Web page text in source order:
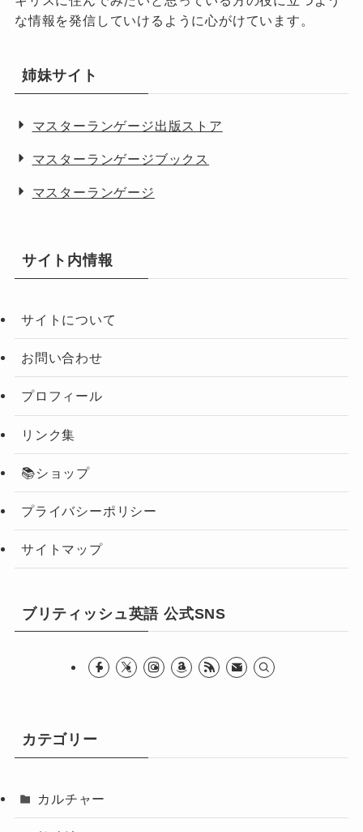
な情報を発信していけるように心がけています。
姉妹サイト
マスターランゲージ出版ストア
マスターランゲージブックス
マスターランゲージ
サイト内情報
サイトについて
お問い合わせ
プロフィール
リンク集
📚ショップ
プライバシーポリシー
サイトマップ
ブリティッシュ英語 公式SNS
カテゴリー
カルチャー